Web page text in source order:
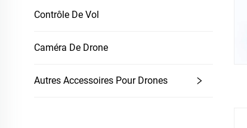
Contrôle De Vol
Caméra De Drone
Autres Accessoires Pour Drones